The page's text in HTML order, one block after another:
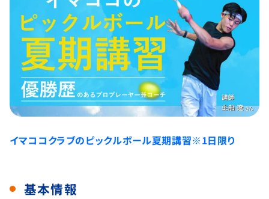
イマココクラブのピックルボール夏期講習※1日限り
基本情報